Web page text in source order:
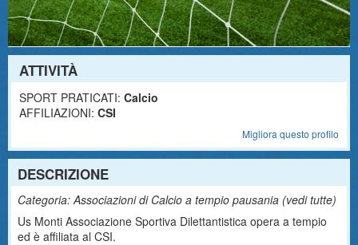
ATTIVITÀ
SPORT PRATICATI: Calcio
AFFILIAZIONI: CSI
Migliora questo profilo
DESCRIZIONE
Categoria: Associazioni di Calcio a tempio pausania (vedi tutte)
Us Monti Associazione Sportiva Dilettantistica opera a tempio
ed è affiliata al CSI.